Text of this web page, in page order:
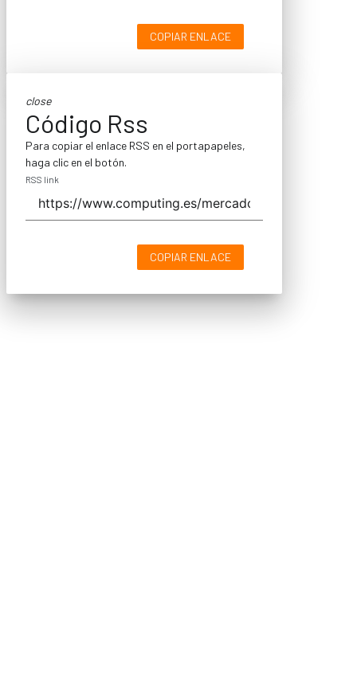
COPIAR ENLACE
close
Código Rss
Para copiar el enlace RSS en el portapapeles,
haga clic en el botón.
RSS link
COPIAR ENLACE